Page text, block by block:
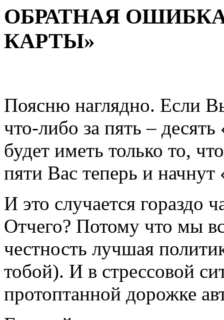
ОБРАТНАЯ
КАРТЫ»
Поясню наглядно. Если
что-либо за пять –
будет иметь только то,
пяти Вас теперь и начнут
И это случается
Отчего? Потому что мы
честность лучшая
тобой). И в стрессовой
протоптанной дорожке